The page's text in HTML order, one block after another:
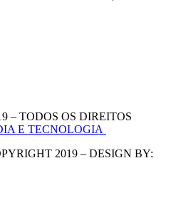
– TODOS OS DIREITOS
E TECNOLOGIA
2019 – DESIGN BY: